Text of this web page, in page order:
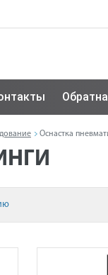
Оснастка